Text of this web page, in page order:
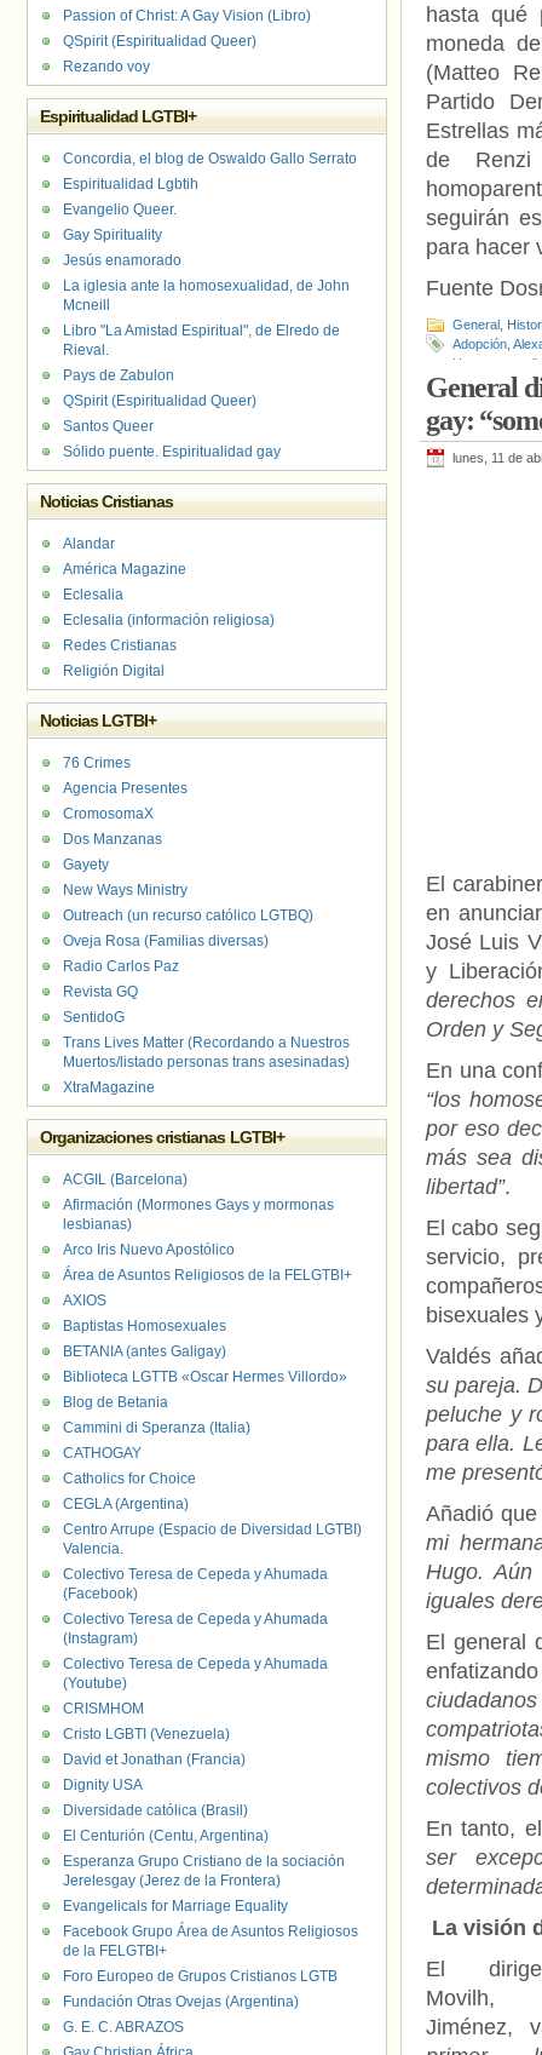
hasta qué
moneda
(Matteo
Partido
Estrellas
de
seguirán
para hacer
Fuente
General
Adopción
Democrático,
General
gay:
lunes, 11 de
El
en
José Luis
y
derechos
Orden y
En una
“los
por eso
más sea
libertad”.
El cabo
servicio,
bisexuales
Valdés
su pareja.
peluche y
para ella.
me
Añadió
mi
Hugo.
iguales
El general
mismo
colectivos
En tanto,
ser
La visión
El
Movilh,
Jiménez,
Passion of Christ: A Gay Vision (Libro)
QSpirit (Espiritualidad Queer)
Rezando voy
Espiritualidad LGTBI+
Concordia, el blog de Oswaldo Gallo Serrato
Espiritualidad Lgbtih
Evangelio Queer.
Gay Spirituality
Jesús enamorado
La iglesia ante la homosexualidad, de John
Mcneill
Libro "La Amistad Espiritual", de Elredo de
Rieval.
Pays de Zabulon
QSpirit (Espiritualidad Queer)
Santos Queer
Sólido puente. Espiritualidad gay
Noticias Cristianas
Alandar
América Magazine
Eclesalia
Eclesalia (información religiosa)
Redes Cristianas
Religión Digital
Noticias LGTBI+
76 Crimes
Agencia Presentes
CromosomaX
Dos Manzanas
Gayety
New Ways Ministry
Outreach (un recurso católico LGTBQ)
Oveja Rosa (Familias diversas)
Radio Carlos Paz
Revista GQ
SentidoG
Trans Lives Matter (Recordando a Nuestros
Muertos/listado personas trans asesinadas)
XtraMagazine
Organizaciones cristianas LGTBI+
ACGIL (Barcelona)
Afirmación (Mormones Gays y mormonas
lesbianas)
Arco Iris Nuevo Apostólico
Área de Asuntos Religiosos de la FELGTBI+
AXIOS
Baptistas Homosexuales
BETANIA (antes Galigay)
Biblioteca LGTTB «Oscar Hermes Villordo»
Blog de Betania
Cammini di Speranza (Italia)
CATHOGAY
Catholics for Choice
CEGLA (Argentina)
Centro Arrupe (Espacio de Diversidad LGTBI)
Valencia.
Colectivo Teresa de Cepeda y Ahumada
(Facebook)
Colectivo Teresa de Cepeda y Ahumada
(Instagram)
Colectivo Teresa de Cepeda y Ahumada
(Youtube)
CRISMHOM
Cristo LGBTI (Venezuela)
David et Jonathan (Francia)
Dignity USA
Diversidade católica (Brasil)
El Centurión (Centu, Argentina)
Esperanza Grupo Cristiano de la sociación
Jerelesgay (Jerez de la Frontera)
Evangelicals for Marriage Equality
Facebook Grupo Área de Asuntos Religiosos
de la FELGTBI+
Foro Europeo de Grupos Cristianos LGTB
Fundación Otras Ovejas (Argentina)
G. E. C. ABRAZOS